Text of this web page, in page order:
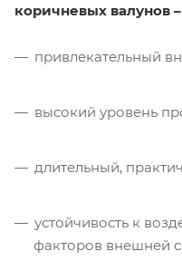
коричневых валунов –
привлекательный
высокий уровень
длительный,
устойчивость к
факторов внешней